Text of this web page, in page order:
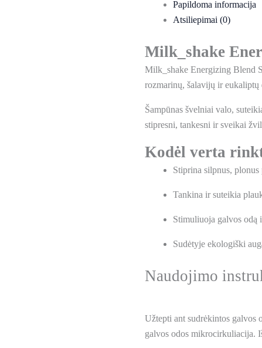
Papildoma informacija
Atsiliepimai (0)
Milk_shake
Milk_shake Energizing Blend
rozmarinų, šalavijų ir
Šampūnas švelniai valo,
stipresni, tankesni ir sveikai
Kodėl verta
Stiprina silpnus,
Tankina ir suteikia
Stimuliuoja galvos odą
Sudėtyje ekologiški
Naudojimo
Užtepti ant sudrėkintos galvos
galvos odos mikrocirkuliacija.